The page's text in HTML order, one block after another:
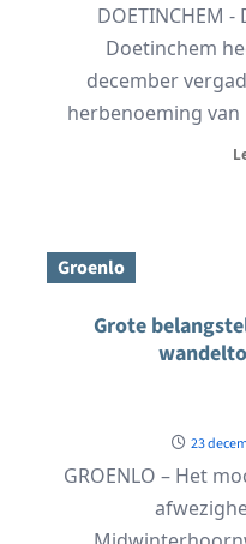
DOETINCHEM
Doetinchem
december
herbenoeming
Groenlo
Grote
23
GROENLO – Het